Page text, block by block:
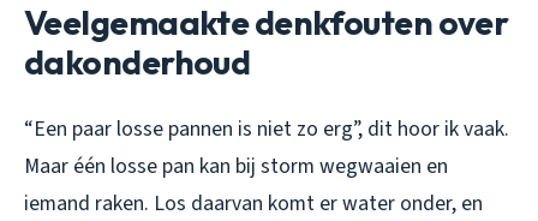
Veelgemaakte denkfouten over
dakonderhoud
“Een paar losse pannen is niet zo erg”, dit hoor ik vaak.
Maar één losse pan kan bij storm wegwaaien en
iemand raken. Los daarvan komt er water onder, en